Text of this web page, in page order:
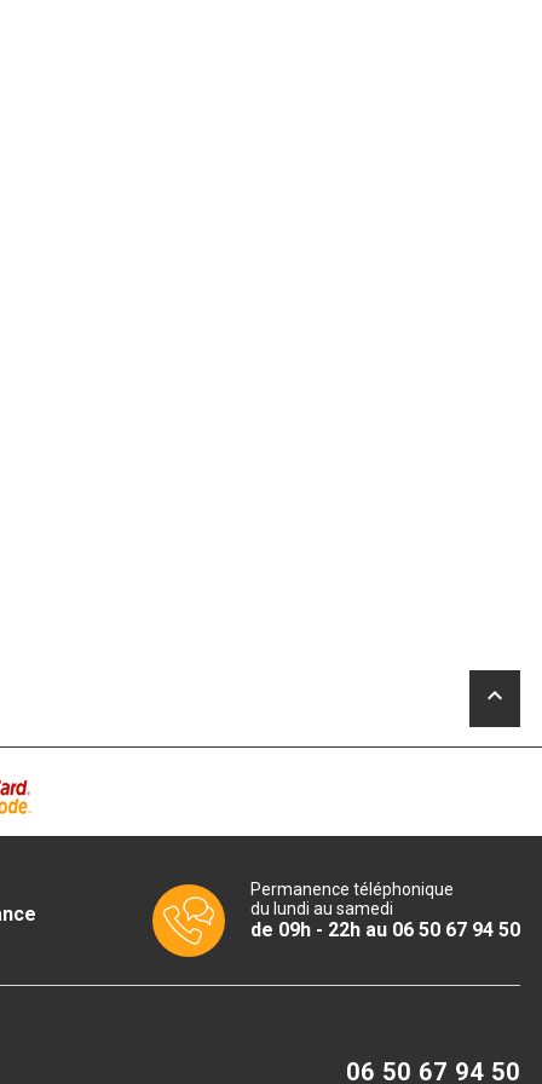
keyboard_arrow_up
Permanence téléphonique
du lundi au samedi
de 09h - 22h au 06 50 67 94 50
06 50 67 94 50